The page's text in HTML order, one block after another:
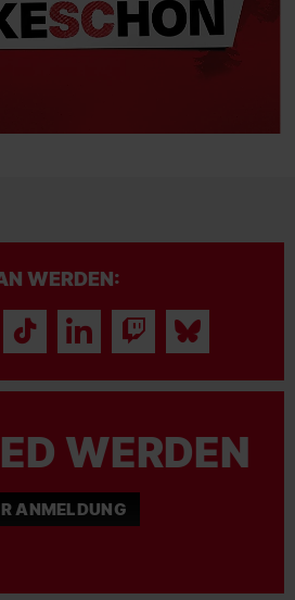
WERDEN:
WERDEN
ANMELDUNG